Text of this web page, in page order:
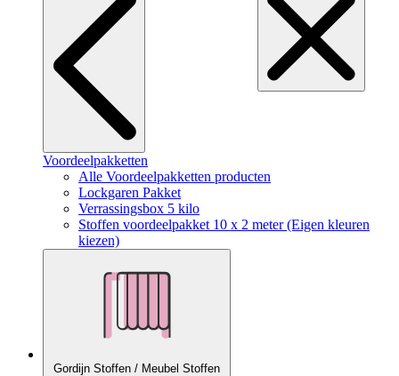
Voordeelpakketten
Alle Voordeelpakketten producten
Lockgaren Pakket
Verrassingsbox 5 kilo
Stoffen voordeelpakket 10 x 2 meter (Eigen kleuren
kiezen)
Gordijn Stoffen / Meubel Stoffen